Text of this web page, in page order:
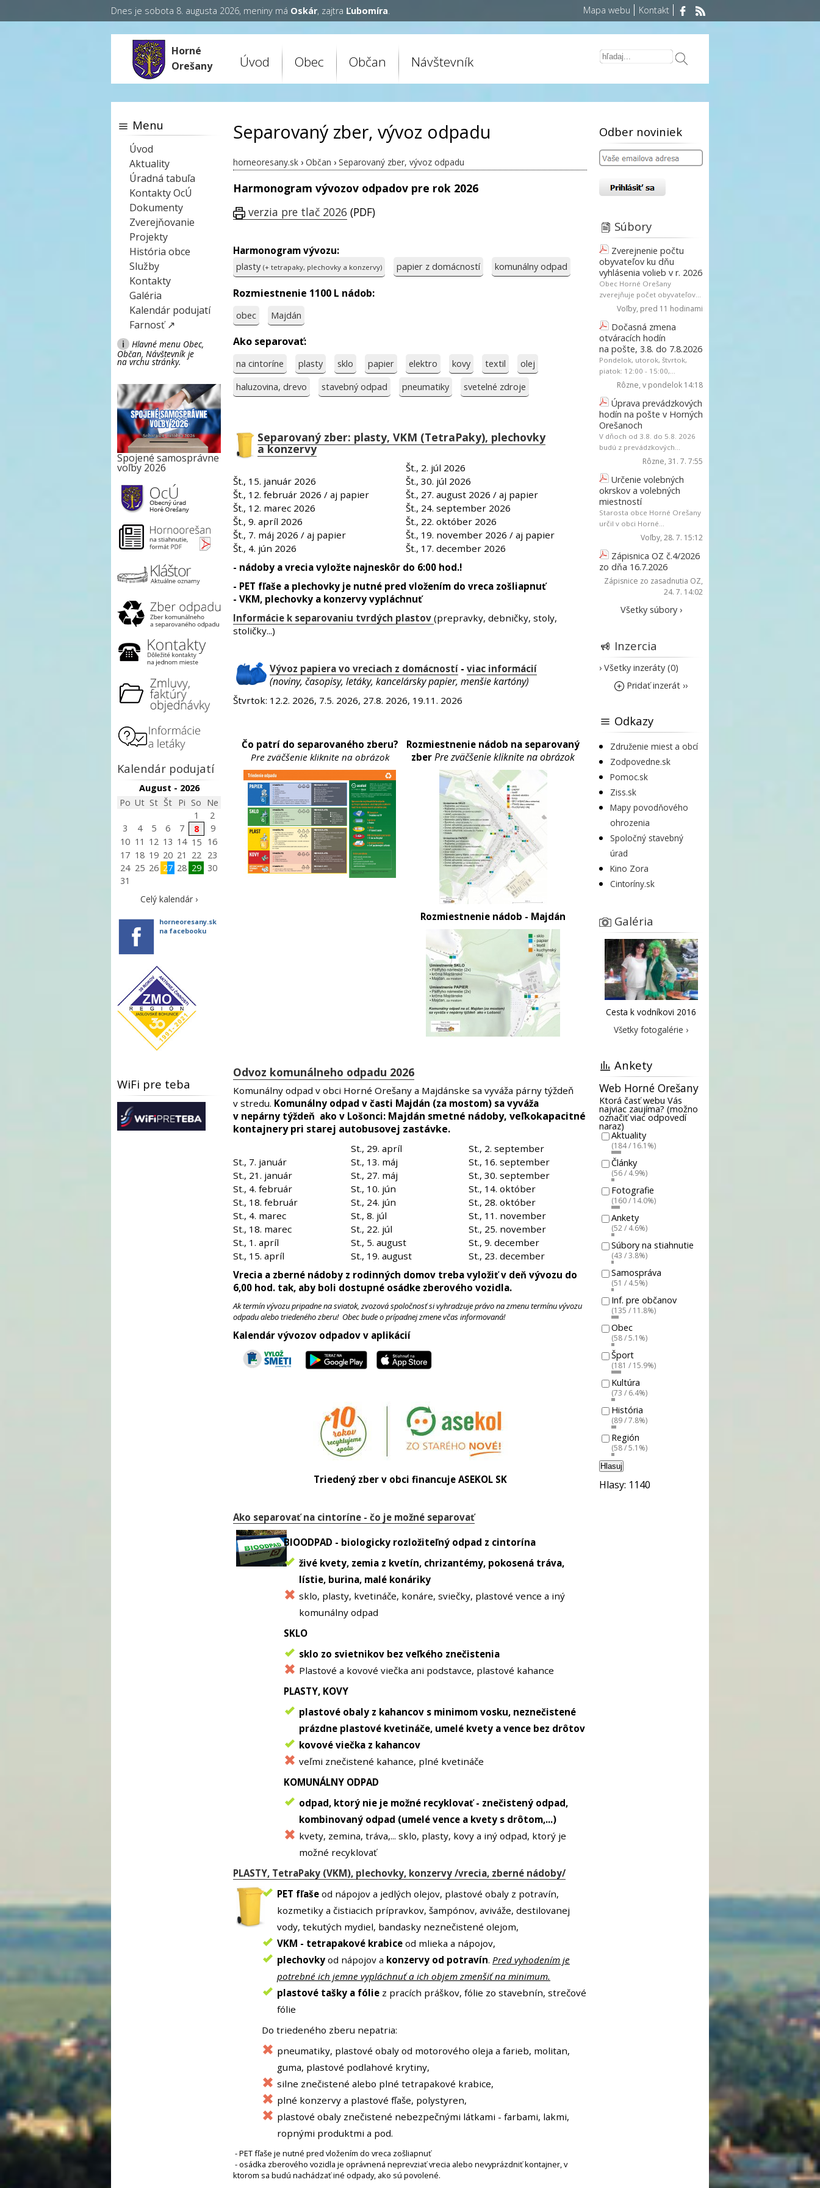
Dnes je sobota 8. augusta 2026, meniny má Oskár, zajtra Ľubomíra. Mapa webu Kontakt
Horné
Orešany
Úvod Obec Občan Návštevník
Separovaný zber, vývoz odpadu
horneoresany.sk › Občan › Separovaný zber, vývoz odpadu
Harmonogram vývozov odpadov pre rok 2026
verzia pre tlač 2026 (PDF)
Harmonogram vývozu:
plasty (+ tetrapaky, plechovky a konzervy) papier z domácností komunálny odpad
Rozmiestnenie 1100 L nádob:
obec Majdán
Ako separovať:
na cintoríne plasty sklo papier elektro kovy textil
olej
haluzovina, drevo
stavebný odpad pneumatiky svetelné zdroje
Separovaný zber: plasty, VKM (TetraPaky), plechovky
a konzervy
Št., 2. júl 2026
Št., 15. január 2026
Št., 30. júl 2026
Št., 12. február 2026 / aj papier
Št., 27. august 2026 / aj papier
Št., 12. marec 2026
Št., 24. september 2026
Št., 9. apríl 2026
Št., 22. október 2026
Št., 7. máj 2026 / aj papier
Št., 19. november 2026 / aj papier
Št., 4. jún 2026
Št., 17. december 2026
- nádoby a vrecia vyložte najneskôr do 6:00 hod.!
- PET fľaše a plechovky je nutné pred vložením do vreca zošliapnuť
- VKM, plechovky a konzervy vypláchnuť
Informácie k separovaniu tvrdých plastov (prepravky, debničky, stoly,
stoličky...)
Vývoz papiera vo vreciach z domácností - viac informácií
(noviny, časopisy, letáky, kancelársky papier, menšie kartóny)
Štvrtok: 12.2. 2026, 7.5. 2026, 27.8. 2026, 19.11. 2026
Čo patrí do separovaného zberu?
Pre zväčšenie kliknite na obrázok
Rozmiestnenie nádob na separovaný
zberPre zväčšenie kliknite na obrázok
Rozmiestnenie nádob - Majdán
Odvoz komunálneho odpadu 2026
Komunálny odpad v obci Horné Orešany a Majdánske sa vyváža párny týždeň
v stredu. Komunálny odpad v časti Majdán (za mostom) sa vyváža
v nepárny týždeň ako v Lošonci: Majdán smetné nádoby, veľkokapacitné
kontajnery pri starej autobusovej zastávke.
St., 29. apríl
St., 2. september
St., 7. január
St., 13. máj
St., 16. september
St., 21. január
St., 27. máj
St., 30. september
St., 4. február
St., 10. jún
St., 14. október
St., 18. február
St., 24. jún
St., 28. október
St., 4. marec
St., 8. júl
St., 11. november
St., 18. marec
St., 22. júl
St., 25. november
St., 1. apríl
St., 5. august
St., 9. december
St., 15. apríl
St., 19. august
St., 23. december
Vrecia a zberné nádoby z rodinných domov treba vyložiť v deň vývozu do
6,00 hod. tak, aby boli dostupné osádke zberového vozidla.
Ak termín vývozu pripadne na sviatok, zvozová spoločnosť si vyhradzuje právo na zmenu termínu vývozu
odpadu alebo triedeného zberu! Obec bude o prípadnej zmene včas informovaná!
Kalendár vývozov odpadov v aplikácií
Triedený zber v obci financuje ASEKOL SK
Ako separovať na cintoríne - čo je možné separovať
BIOODPAD - biologicky rozložiteľný odpad z cintorína
živé kvety, zemia z kvetín, chrizantémy, pokosená tráva,
lístie, burina, malé konáriky
sklo, plasty, kvetináče, konáre, sviečky, plastové vence a iný
komunálny odpad
SKLO
sklo zo svietnikov bez veľkého znečistenia
Plastové a kovové viečka ani podstavce, plastové kahance
PLASTY, KOVY
plastové obaly z kahancov s minimom vosku, neznečistené
prázdne plastové kvetináče, umelé kvety a vence bez drôtov
kovové viečka z kahancov
veľmi znečistené kahance, plné kvetináče
KOMUNÁLNY ODPAD
odpad, ktorý nie je možné recyklovať - znečistený odpad,
kombinovaný odpad (umelé vence a kvety s drôtom,...)
kvety, zemina, tráva,... sklo, plasty, kovy a iný odpad, ktorý je
možné recyklovať
PLASTY, TetraPaky (VKM), plechovky, konzervy /vrecia, zberné nádoby/
PET fľaše od nápojov a jedlých olejov, plastové obaly z potravín,
kozmetiky a čistiacich prípravkov, šampónov, aviváže, destilovanej
vody, tekutých mydiel, bandasky neznečistené olejom,
VKM - tetrapakové krabice od mlieka a nápojov,
plechovky od nápojov a konzervy od potravín. Pred vyhodením je
potrebné ich jemne vypláchnuť a ich objem zmenšiť na minimum.
plastové tašky a fólie z pracích práškov, fólie zo stavebnín, strečové
fólie
Do triedeného zberu nepatria:
pneumatiky, plastové obaly od motorového oleja a farieb, molitan,
guma, plastové podlahové krytiny,
silne znečistené alebo plné tetrapakové krabice,
plné konzervy a plastové fľaše, polystyren,
plastové obaly znečistené nebezpečnými látkami - farbami, lakmi,
ropnými produktmi a pod.
- PET fľaše je nutné pred vložením do vreca zošliapnuť
- osádka zberového vozidla je oprávnená neprevziať vrecia alebo nevyprázdniť kontajner, v
ktorom sa budú nachádzať iné odpady, ako sú povolené.
Menu
Úvod
Aktuality
Úradná tabuľa
Kontakty OcÚ
Dokumenty
Zverejňovanie
Projekty
História obce
Služby
Kontakty
Galéria
Kalendár podujatí
Farnosť ↗
i
Hlavné menu Obec,
Občan, Návštevník je
na vrchu stránky.
Spojené samosprávne
voľby 2026
Kalendár podujatí
August - 2026
Po Ut St Št Pi So Ne
1
2
3
4 5 6 7 8
9
10 11 12 13 14 15
16
17 18 19 20 21 22
23
24 25 26 27 28 29
30
31
Celý kalendár ›
horneoresany.sk
na facebooku
WiFi pre teba
Odber noviniek
Súbory
Zverejnenie počtu
obyvateľov ku dňu
vyhlásenia volieb v r. 2026
Obec Horné Orešany
zverejňuje počet obyvateľov...
Voľby, pred 11 hodinami
Dočasná zmena
otváracích hodín
na pošte, 3.8. do 7.8.2026
Pondelok, utorok, štvrtok,
piatok: 12:00 - 15:00,...
Rôzne, v pondelok 14:18
Úprava prevádzkových
hodín na pošte v Horných
Orešanoch
V dňoch od 3.8. do 5.8. 2026
budú z prevádzkových...
Rôzne, 31. 7. 7:55
Určenie volebných
okrskov a volebných
miestností
Starosta obce Horné Orešany
určil v obci Horné...
Voľby, 28. 7. 15:12
Zápisnica OZ č.4/2026
zo dňa 16.7.2026
Zápisnice zo zasadnutia OZ,
24. 7. 14:02
Všetky súbory ›
Inzercia
› Všetky inzeráty (0)
Pridať inzerát ››
Odkazy
Združenie miest a obcí
Zodpovedne.sk
Pomoc.sk
Ziss.sk
Mapy povodňového
ohrozenia
Spoločný stavebný
úrad
Kino Zora
Cintoríny.sk
Galéria
Cesta k vodníkovi 2016
Všetky fotogalérie ›
Ankety
Web Horné Orešany
Ktorá časť webu Vás
najviac zaujíma? (možno
označiť viac odpovedí
naraz)
Aktuality
(184 / 16.1%)
Články
(56 / 4.9%)
Fotografie
(160 / 14.0%)
Ankety
(52 / 4.6%)
Súbory na stiahnutie
(43 / 3.8%)
Samospráva
(51 / 4.5%)
Inf. pre občanov
(135 / 11.8%)
Obec
(58 / 5.1%)
Šport
(181 / 15.9%)
Kultúra
(73 / 6.4%)
História
(89 / 7.8%)
Región
(58 / 5.1%)
Hlasuj
Hlasy: 1140